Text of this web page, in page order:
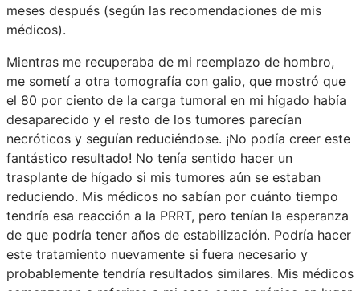
meses después (según las recomendaciones de mis
médicos).
Mientras me recuperaba de mi reemplazo de hombro,
me sometí a otra tomografía con galio, que mostró que
el 80 por ciento de la carga tumoral en mi hígado había
desaparecido y el resto de los tumores parecían
necróticos y seguían reduciéndose. ¡No podía creer este
fantástico resultado! No tenía sentido hacer un
trasplante de hígado si mis tumores aún se estaban
reduciendo. Mis médicos no sabían por cuánto tiempo
tendría esa reacción a la PRRT, pero tenían la esperanza
de que podría tener años de estabilización. Podría hacer
este tratamiento nuevamente si fuera necesario y
probablemente tendría resultados similares. Mis médicos